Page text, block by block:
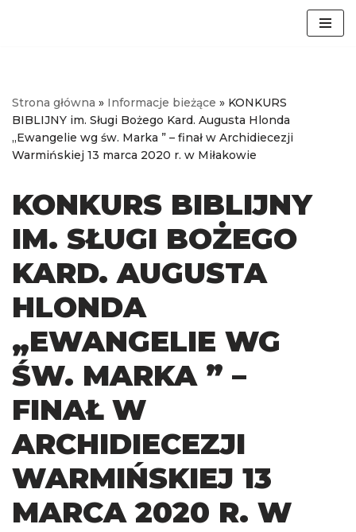
Strona główna » Informacje bieżące » KONKURS
BIBLIJNY im. Sługi Bożego Kard. Augusta Hlonda
„Ewangelie wg św. Marka ” – finał w Archidiecezji
Warmińskiej 13 marca 2020 r. w Miłakowie
KONKURS BIBLIJNY
IM. SŁUGI BOŻEGO
KARD. AUGUSTA
HLONDA
„EWANGELIE WG
ŚW. MARKA ” –
FINAŁ W
ARCHIDIECEZJI
WARMIŃSKIEJ 13
MARCA 2020 R. W